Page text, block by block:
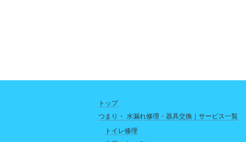
トップ
つまり・ 水漏れ修理・器具交換｜サービス一覧
トイレ修理